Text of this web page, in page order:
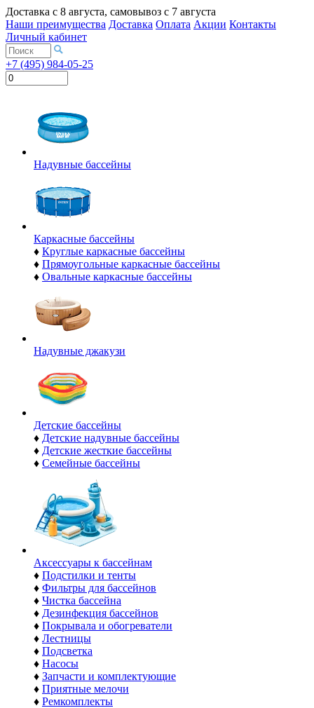
Доставка с 8 августа, самовывоз с 7 августа
Наши преимущества Доставка Оплата Акции Контакты
Личный кабинет
+7 (495) 984-05-25
Надувные бассейны
Каркасные бассейны
♦ Круглые каркасные бассейны
♦ Прямоугольные каркасные бассейны
♦ Овальные каркасные бассейны
Надувные джакузи
Детские бассейны
♦ Детские надувные бассейны
♦ Детские жесткие бассейны
♦ Семейные бассейны
Аксессуары к бассейнам
♦ Подстилки и тенты
♦ Фильтры для бассейнов
♦ Чистка бассейна
♦ Дезинфекция бассейнов
♦ Покрывала и обогреватели
♦ Лестницы
♦ Подсветка
♦ Насосы
♦ Запчасти и комплектующие
♦ Приятные мелочи
♦ Ремкомплекты